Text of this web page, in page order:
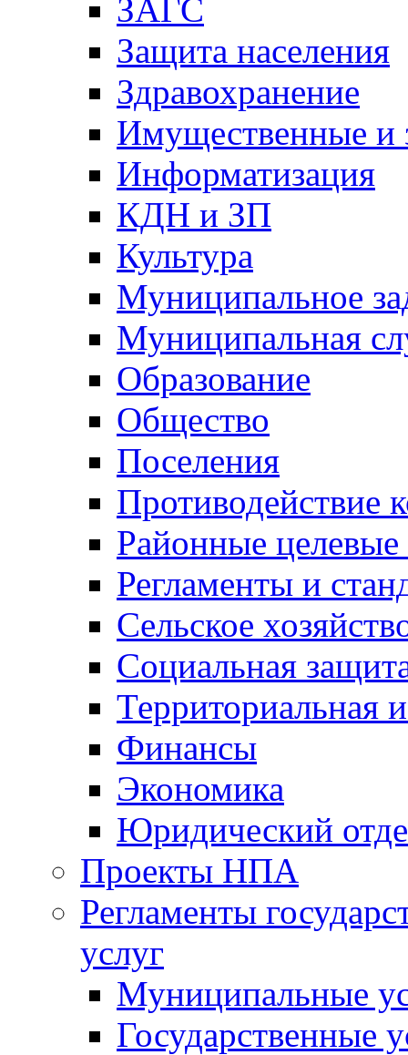
ЗАГС
Защита населения
Здравохранение
Имущественные и
Информатизация
КДН и ЗП
Культура
Муниципальное
Муниципальная
Образование
Общество
Поселения
Противодействие
Районные
Регламенты и
Сельское
Социальная
Территориальная
Финансы
Экономика
Юридический
Проекты НПА
Регламенты
услуг
Муниципальные
Государственные